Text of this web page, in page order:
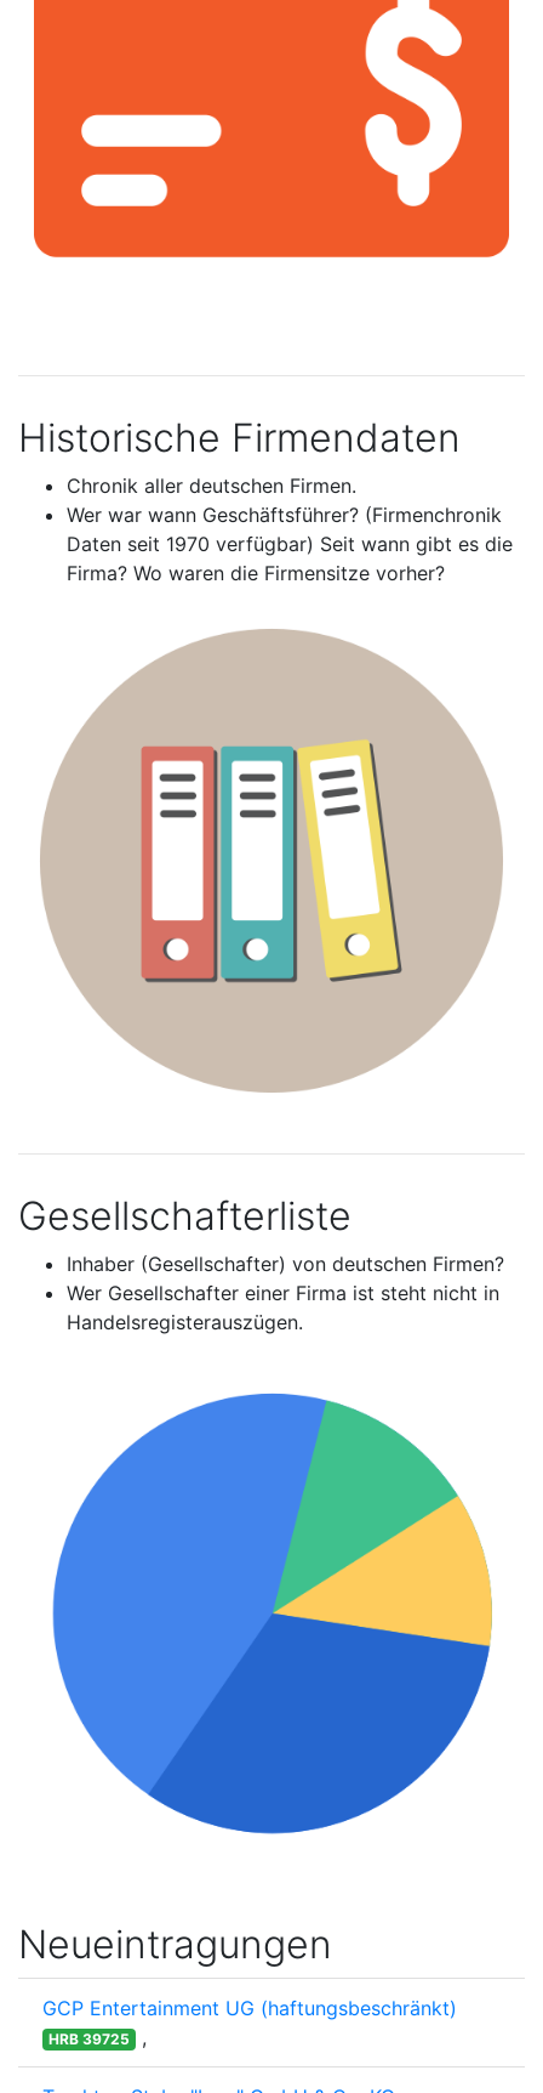
Historische Firmendaten
Chronik aller deutschen Firmen.
Wer war wann Geschäftsführer? (Firmenchronik
Daten seit 1970 verfügbar) Seit wann gibt es die
Firma? Wo waren die Firmensitze vorher?
Gesellschafterliste
Inhaber (Gesellschafter) von deutschen Firmen?
Wer Gesellschafter einer Firma ist steht nicht in
Handelsregisterauszügen.
Neueintragungen
GCP Entertainment UG (haftungsbeschränkt)
HRB 39725 ,